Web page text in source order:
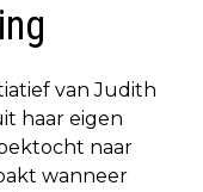
van Judith
haar eigen
naar
wanneer